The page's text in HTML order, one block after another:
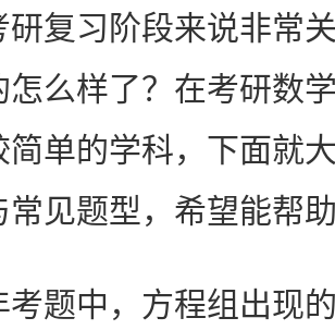
研复习阶段来说非常
怎么样了？在考研数
简单的学科，下面就
常见题型，希望能帮
中，方程组出现的